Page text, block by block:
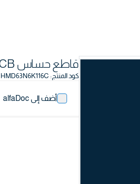
قاطع حساس MCB نوع سكة 6كيلو أمبير 1قطب 16أمبير
كود المنتج:
HMD63N6K116C
أضف إلى alfaDoc